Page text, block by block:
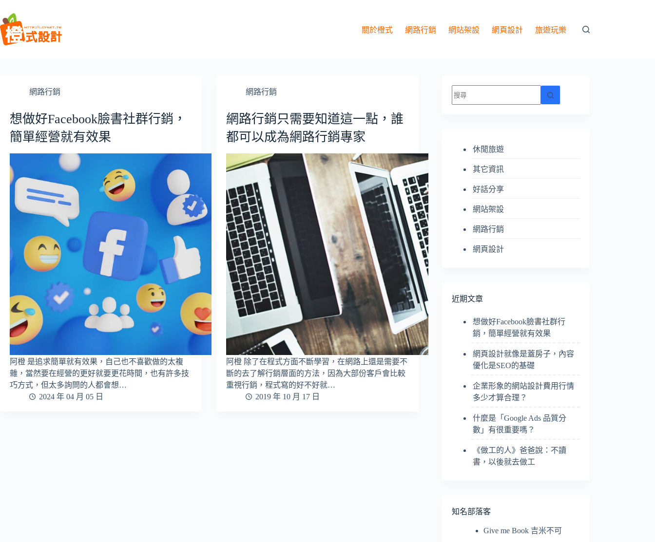
至
主
要
關於橙式 網路行銷 網站架設 網頁設計 旅遊玩樂
網路行銷
想做好Facebook臉書社群行銷，
簡單經營就有效果
阿橙 是追求簡單就有效果，自己也不喜歡做的太複
雜，當然要在經營的更好就要更花時間，也有許多技
巧方式，但太多詢問的人都會想…
2024 年 04 月 05 日
網路行銷
網路行銷只需要知道這一點，誰
都可以成為網路行銷專家
阿橙 除了在程式方面不斷學習，在網路上還是需要不
斷的去了解行銷層面的方法，因為大部份客戶會比較
重視行銷，程式寫的好不好就…
2019 年 10 月 17 日
找
不
休閒旅遊
其它資訊
好話分享
網站架設
網路行銷
網頁設計
近期文章
想做好Facebook臉書社群行
銷，簡單經營就有效果
網頁設計就像是蓋房子，內容
優化是SEO的基礎
企業形象的網站設計費用行情
多少才算合理？
什麼是「Google Ads 品質分
數」有很重要嗎？
《做工的人》爸爸說：不讀
書，以後就去做工
知名部落客
Give me Book 吉米不可